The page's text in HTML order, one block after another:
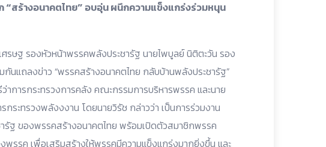
“สร้างอนาคตไทย” อบอุ่น ผนึกความแข็งแกร่งร่วมหนุน
รษฐ รองหัวหน้าพรรคพลังประชารัฐ นายไพบูลย์ นิติตะวัน รอง
นแถลงข่าว “พรรคสร้างอนาคตไทย กลับบ้านพลังประชารัฐ”
การกระทรวงการคลัง คณะกรรมการบริหารพรรค และนาย
ระทรวงพลังงงาน โดยนายวิรัช กล่าวว่า เป็นการร่วมงาน
รัฐ ของพรรคสร้างอนาคตไทย พร้อมเปิดตัวสมาชิกพรรค
พรรค เพื่อเสริมสร้างให้พรรคมีความแข็งแกร่งมากยิ่งขึ้น และ